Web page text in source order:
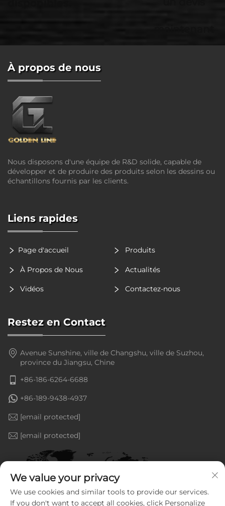
À propos de nous
Nous disposons d'une équipe de R&D solide, capable de
développer et de produire des produits selon les dessins ou
échantillons fournis par les clients.
Liens rapides
Page d'accueil Produits
À Propos de Nous Actualités
Vidéos Contactez-nous
Restez en Contact
Avenue Sunshine, ville de Changshu, ville de Suzhou,
province du Jiangsu, Chine
+86-186-6264-6688
+86-189-9438-4937
[email protected]
[email protected]
We value your privacy
We use cookies and similar tools to provide our services.
If you don't want to accept all cookies, click Personalize